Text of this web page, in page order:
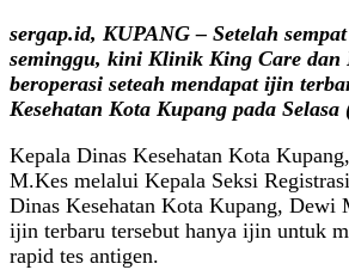
sergap.id, KUPANG – Setelah
seminggu, kini Klinik King Care dan
beroperasi seteah mendapat ijin
Kesehatan Kota Kupang pada Selasa
Kepala Dinas Kesehatan Kota
M.Kes melalui Kepala Seksi
Dinas Kesehatan Kota Kupang, Dewi
ijin terbaru tersebut hanya ijin untuk
rapid tes antigen.